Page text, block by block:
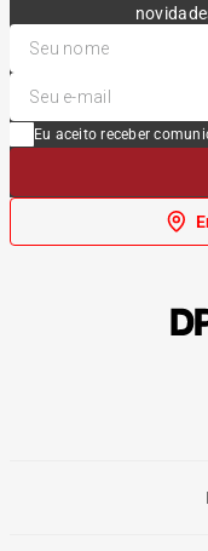
Eu aceito receber